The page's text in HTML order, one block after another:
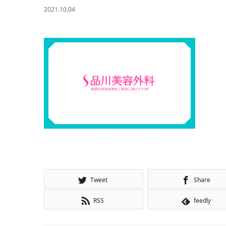
2021.10.04
Tweet Share
RSS feedly